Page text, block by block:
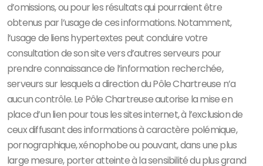
d’omissions, ou pour les résultats qui pourraient être
obtenus par l’usage de ces informations. Notamment,
l’usage de liens hypertextes peut conduire votre
consultation de son site vers d’autres serveurs pour
prendre connaissance de l’information recherchée,
serveurs sur lesquels a direction du Pôle Chartreuse n’a
aucun contrôle. Le Pôle Chartreuse autorise la mise en
place d’un lien pour tous les sites internet, à l’exclusion de
ceux diffusant des informations à caractère polémique,
pornographique, xénophobe ou pouvant, dans une plus
large mesure, porter atteinte à la sensibilité du plus grand